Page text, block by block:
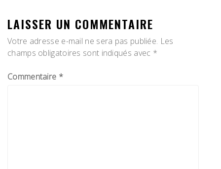
LAISSER UN COMMENTAIRE
Votre adresse e-mail ne sera pas publiée. Les
champs obligatoires sont indiqués avec *
Commentaire *